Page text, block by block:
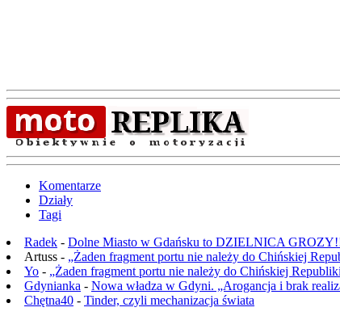
Komentarze
Działy
Tagi
Radek - Dolne Miasto w Gdańsku to DZIELNICA
Artuss - „Żaden fragment portu nie należy do Chińskiej
Yo - „Żaden fragment portu nie należy do Chińskiej
Gdynianka - Nowa władza w Gdyni. „Arogancja i brak
Chętna40 - Tinder, czyli mechanizacja świata